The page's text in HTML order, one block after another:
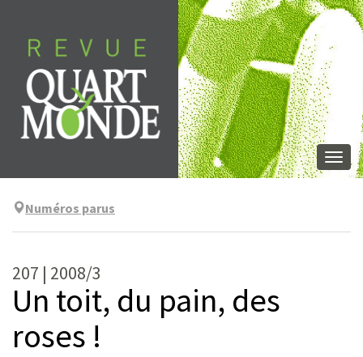
contenu
Numéros parus
207 | 2008/3
Un toit, du pain, des
roses !